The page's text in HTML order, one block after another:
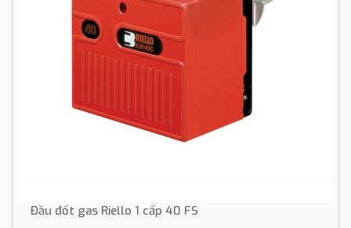
Đầu đốt gas Riello 1 cấp 40 FS